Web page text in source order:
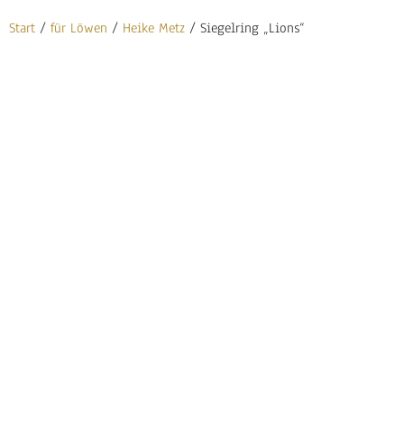
Start / für Löwen / Heike Metz / Siegelring „Lions“